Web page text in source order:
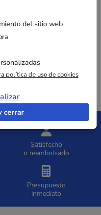
ACOLCHADOS
Satisfecho
o reembolsado
Presupuesto
inmediato
del sitio web
política de uso de cookies
cerrar